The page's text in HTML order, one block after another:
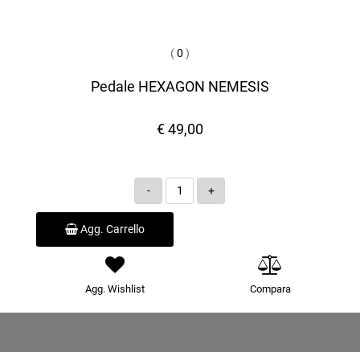
(0 )
Pedale HEXAGON NEMESIS
€ 49,00
Quantità
Agg. Carrello
Agg. Wishlist Compara